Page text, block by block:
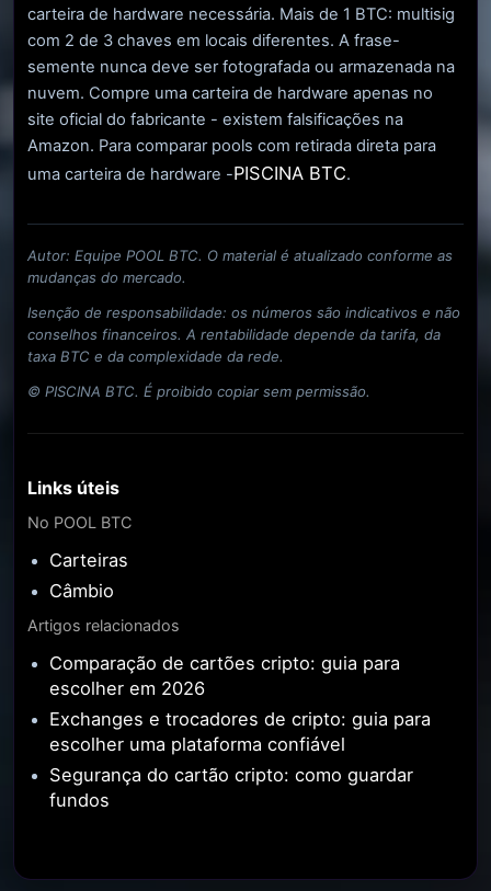
carteira de hardware necessária. Mais de 1 BTC: multisig
com 2 de 3 chaves em locais diferentes. A frase-
semente nunca deve ser fotografada ou armazenada na
nuvem. Compre uma carteira de hardware apenas no
site oficial do fabricante - existem falsificações na
Amazon. Para comparar pools com retirada direta para
uma carteira de hardware -PISCINA BTC.
Autor: Equipe POOL BTC. O material é atualizado conforme as
mudanças do mercado.
Isenção de responsabilidade: os números são indicativos e não
conselhos financeiros. A rentabilidade depende da tarifa, da
taxa BTC e da complexidade da rede.
© PISCINA BTC. É proibido copiar sem permissão.
Links úteis
No POOL BTC
Carteiras
Câmbio
Artigos relacionados
Comparação de cartões cripto: guia para
escolher em 2026
Exchanges e trocadores de cripto: guia para
escolher uma plataforma confiável
Segurança do cartão cripto: como guardar
fundos